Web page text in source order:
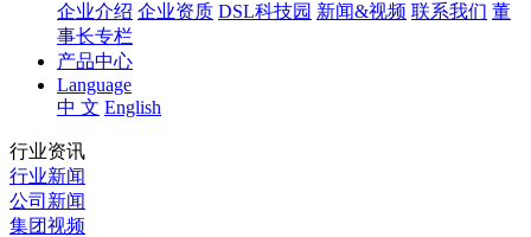
企业介绍 企业资质 DSL科技园 新闻&视频 联系我们 董
事长专栏
产品中心
Language
中 文 English
行业资讯
行业新闻
公司新闻
集团视频